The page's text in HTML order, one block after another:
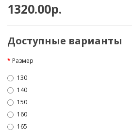
1320.00р.
Доступные варианты
Размер
130
140
150
160
165